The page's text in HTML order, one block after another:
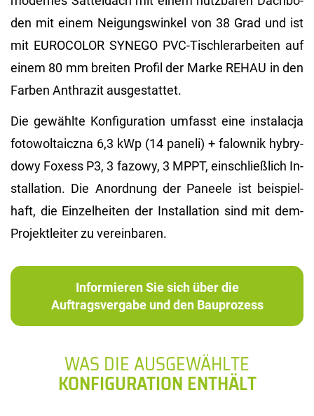
den mit einem Nei­gungs­win­kel von 38 Grad und ist
mit EU­RO­CO­LOR SYN­EGO PVC-Tisch­ler­ar­bei­ten auf
einem 80 mm brei­ten Pro­fil der Marke REHAU in den
Far­ben An­thra­zit aus­ge­stat­tet.
Die ge­wähl­te Kon­fi­gu­ra­ti­on um­fasst eine instalac­ja
fo­to­wol­taicz­na 6,3 kWp (14 pa­ne­li) + fa­low­nik hy­bry­
dowy Fo­xess P3, 3 fa­zowy, 3 MPPT, ein­schlie­ß­lich In­
stal­la­ti­on. Die An­ord­nung der Pa­nee­le ist bei­spiel­
haft, die Ein­zel­hei­ten der In­stal­la­ti­on sind mit dem­
Pro­jekt­lei­ter zu ver­ein­ba­ren.
Informieren Sie sich über die
Auftragsvergabe und den Bauprozess
WAS DIE AUSGEWÄHLTE
KONFIGURATION ENTHÄLT